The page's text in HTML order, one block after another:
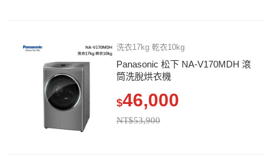
洗衣17kg 乾衣10kg
Panasonic 松下 NA-V170MDH 滾
筒洗脫烘衣機
$46,000
NT$53,900